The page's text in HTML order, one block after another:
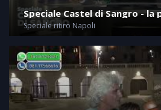
Speciale Castel di Sangro - la
2026
Speciale ritiro Napoli